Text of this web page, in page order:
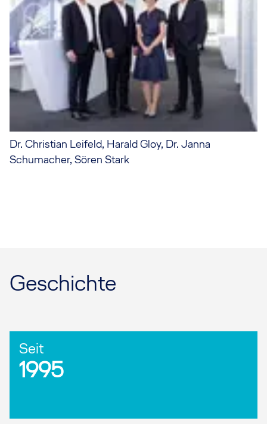
Dr. Christian Leifeld, Harald Gloy, Dr. Janna
Schumacher, Sören Stark
Geschichte
Seit
1995